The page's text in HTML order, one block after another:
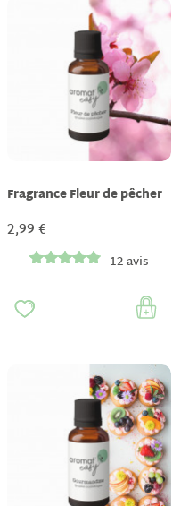
Fragrance Fleur de pêcher
2,99 €
12 avis